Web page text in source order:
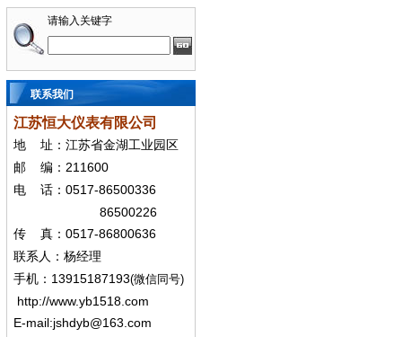
请输入关键字
联系我们
江苏恒大仪表有限公司
地
址：江苏省金湖工业园区
邮
编： 211600
电 话： 0517-86500336
86500226
传 真： 0517-86800636
联系人：杨经理
手机 ： 13915187193(微信同号)
http://www.yb1518.com
E-mail:jshdyb@163.com